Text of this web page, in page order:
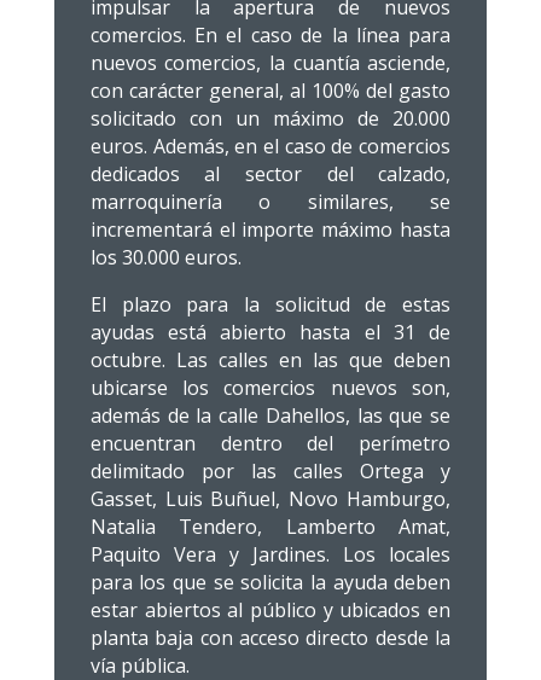
impulsar la apertura de nuevos
comercios. En el caso de la línea para
nuevos comercios, la cuantía asciende,
con carácter general, al 100% del gasto
solicitado con un máximo de 20.000
euros. Además, en el caso de comercios
dedicados al sector del calzado,
marroquinería o similares, se
incrementará el importe máximo hasta
los 30.000 euros.
El plazo para la solicitud de estas
ayudas está abierto hasta el 31 de
octubre. Las calles en las que deben
ubicarse los comercios nuevos son,
además de la calle Dahellos, las que se
encuentran dentro del perímetro
delimitado por las calles Ortega y
Gasset, Luis Buñuel, Novo Hamburgo,
Natalia Tendero, Lamberto Amat,
Paquito Vera y Jardines. Los locales
para los que se solicita la ayuda deben
estar abiertos al público y ubicados en
planta baja con acceso directo desde la
vía pública.